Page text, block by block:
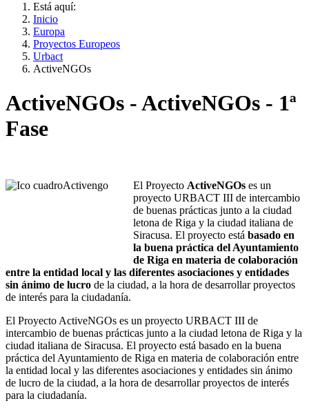
Está aquí:
Inicio
Europa
Proyectos Europeos
Urbact
ActiveNGOs
ActiveNGOs - ActiveNGOs - 1ª
Fase
El Proyecto ActiveNGOs es un
proyecto URBACT III de intercambio
de buenas prácticas junto a la ciudad
letona de Riga y la ciudad italiana de
Siracusa. El proyecto está basado en
la buena práctica del Ayuntamiento
de Riga en materia de colaboración
entre la entidad local y las diferentes asociaciones y entidades
sin ánimo de lucro de la ciudad, a la hora de desarrollar proyectos
de interés para la ciudadanía.
El Proyecto ActiveNGOs es un proyecto URBACT III de
intercambio de buenas prácticas junto a la ciudad letona de Riga y la
ciudad italiana de Siracusa. El proyecto está basado en la buena
práctica del Ayuntamiento de Riga en materia de colaboración entre
la entidad local y las diferentes asociaciones y entidades sin ánimo
de lucro de la ciudad, a la hora de desarrollar proyectos de interés
para la ciudadanía.